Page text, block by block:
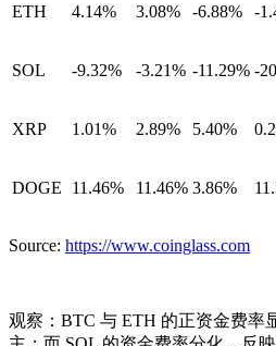
ETH 4.14% 3.08% -6.88% -
SOL -9.32% -3.21% -11.29% -
XRP 1.01% 2.89% 5.40%
DOGE 11.46% 11.46% 3.86%
Source: https://www.coinglass.com
观察： BTC 与 ETH 的正资金费率